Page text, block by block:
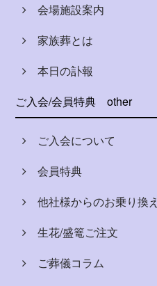
会場施設案内
家族葬とは
本日の訃報
ご入会/会員特典
other
ご入会について
会員特典
他社様からのお乗り換え
生花/盛篭ご注文
ご葬儀コラム